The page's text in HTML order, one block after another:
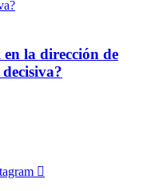
la dirección de